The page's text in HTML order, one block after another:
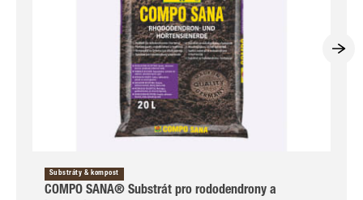
Substráty & kompost
COMPO SANA® Substrát pro rododendrony a